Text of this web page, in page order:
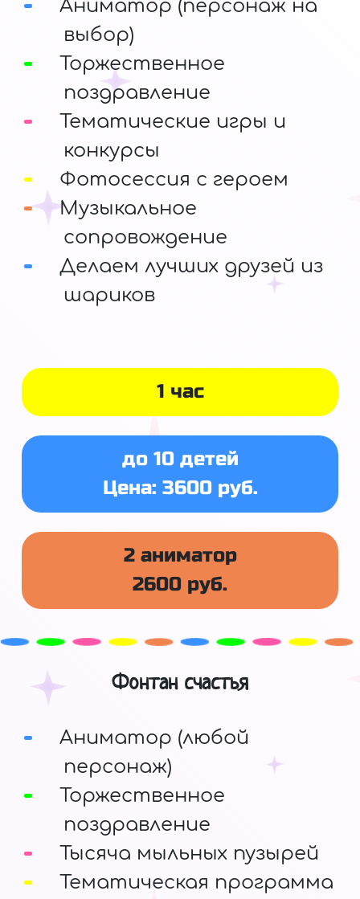
1 час
до 10 детей
Цена: 3600 руб.
2 аниматор
2600 руб.
Аниматор (персонаж на
выбор)
Торжественное
поздравление
Тематические игры и
конкурсы
Фотосессия с героем
Музыкальное
сопровождение
Делаем лучших друзей из
шариков
Фонтан счастья
Аниматор (любой
персонаж)
Торжественное
поздравление
Тысяча мыльных пузырей
Тематическая программа